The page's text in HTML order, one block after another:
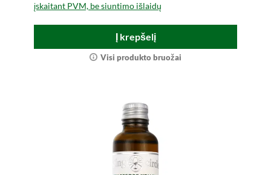
įskaitant PVM, be siuntimo išlaidų
Į krepšelį
Visi produkto bruožai